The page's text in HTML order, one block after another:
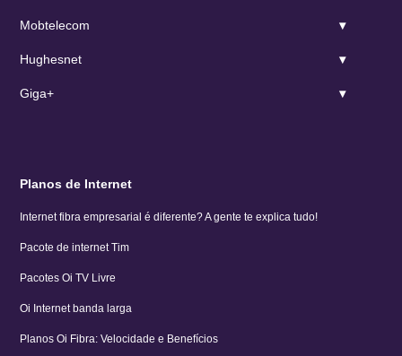
Mobtelecom
Hughesnet
Giga+
Planos de Internet
Internet fibra empresarial é diferente? A gente te explica tudo!
Pacote de internet Tim
Pacotes Oi TV Livre
Oi Internet banda larga
Planos Oi Fibra: Velocidade e Benefícios